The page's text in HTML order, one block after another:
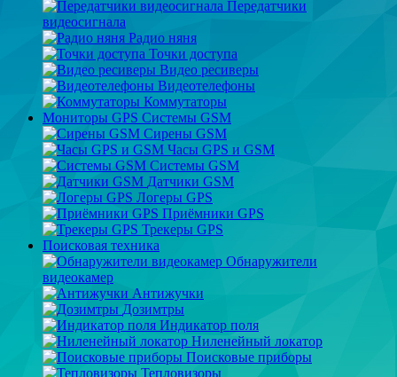
Передатчики
видеосигнала
Радио няня
Точки доступа
Видео ресиверы
Видеотелефоны
Коммутаторы
Мониторы GPS Системы GSM
Сирены GSM
Часы GPS и GSM
Системы GSM
Датчики GSM
Логеры GPS
Приёмники GPS
Трекеры GPS
Поисковая техника
Обнаружители
видеокамер
Антижучки
Дозимтры
Индикатор поля
Ниленейный локатор
Поисковые приборы
Тепловизоры